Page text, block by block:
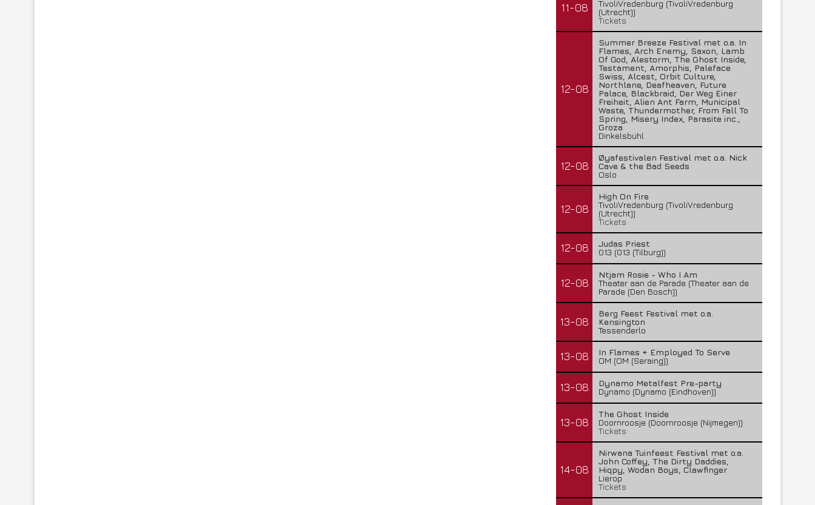
11-08
TivoliVredenburg (TivoliVredenburg
(Utrecht))
Tickets
12-08
Summer Breeze Festival met o.a. In
Flames, Arch Enemy, Saxon, Lamb
Of God, Alestorm, The Ghost Inside,
Testament, Amorphis, Paleface
Swiss, Alcest, Orbit Culture,
Northlane, Deafheaven, Future
Palace, Blackbraid, Der Weg Einer
Freiheit, Alien Ant Farm, Municipal
Waste, Thundermother, From Fall To
Spring, Misery Index, Parasite inc.,
Groza
Dinkelsbühl
12-08
Øyafestivalen Festival met o.a. Nick
Cave & the Bad Seeds
Oslo
12-08
High On Fire
TivoliVredenburg (TivoliVredenburg
(Utrecht))
Tickets
12-08
Judas Priest
013 (013 (Tilburg))
12-08
Ntjam Rosie - Who I Am
Theater aan de Parade (Theater aan de
Parade (Den Bosch))
13-08
Berg Feest Festival met o.a.
Kensington
Tessenderlo
13-08
In Flames + Employed To Serve
OM (OM (Seraing))
13-08
Dynamo Metalfest Pre-party
Dynamo (Dynamo (Eindhoven))
13-08
The Ghost Inside
Doornroosje (Doornroosje (Nijmegen))
Tickets
14-08
Nirwana Tuinfeest Festival met o.a.
John Coffey, The Dirty Daddies,
Hiqpy, Wodan Boys, Clawfinger
Lierop
Tickets